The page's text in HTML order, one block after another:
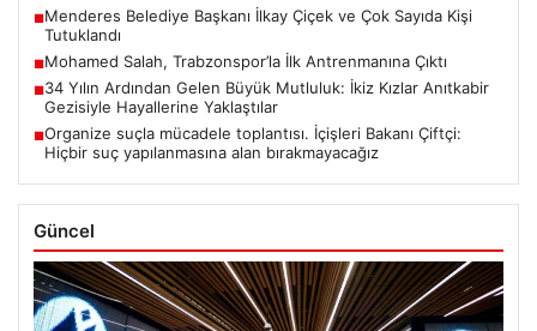
■Menderes Belediye Başkanı İlkay Çiçek ve Çok Sayıda Kişi
Tutuklandı
■Mohamed Salah, Trabzonspor’la İlk Antrenmanına Çıktı
■34 Yılın Ardından Gelen Büyük Mutluluk: İkiz Kızlar Anıtkabir
Gezisiyle Hayallerine Yaklaştılar
■Organize suçla mücadele toplantısı. İçişleri Bakanı Çiftçi:
Hiçbir suç yapılanmasına alan bırakmayacağız
Güncel